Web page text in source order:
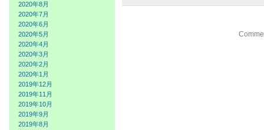
2020年8月
2020年7月
2020年6月
2020年5月
2020年4月
2020年3月
2020年2月
2020年1月
2019年12月
2019年11月
2019年10月
2019年9月
2019年8月